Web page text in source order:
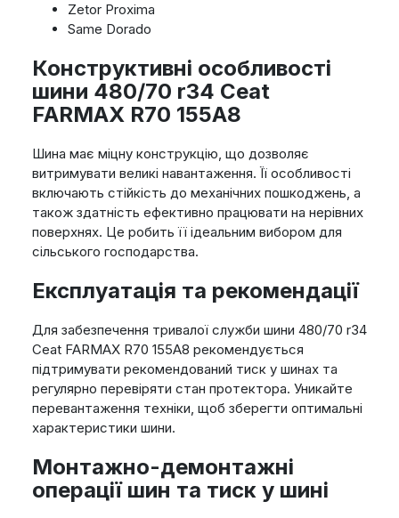
Zetor Proxima
Same Dorado
Конструктивні особливості
шини 480/70 r34 Ceat
FARMAX R70 155A8
Шина має міцну конструкцію, що дозволяє
витримувати великі навантаження. Її особливості
включають стійкість до механічних пошкоджень, а
також здатність ефективно працювати на нерівних
поверхнях. Це робить її ідеальним вибором для
сільського господарства.
Експлуатація та рекомендації
Для забезпечення тривалої служби шини 480/70 r34
Ceat FARMAX R70 155A8 рекомендується
підтримувати рекомендований тиск у шинах та
регулярно перевіряти стан протектора. Уникайте
перевантаження техніки, щоб зберегти оптимальні
характеристики шини.
Монтажно-демонтажні
операції шин та тиск у шині